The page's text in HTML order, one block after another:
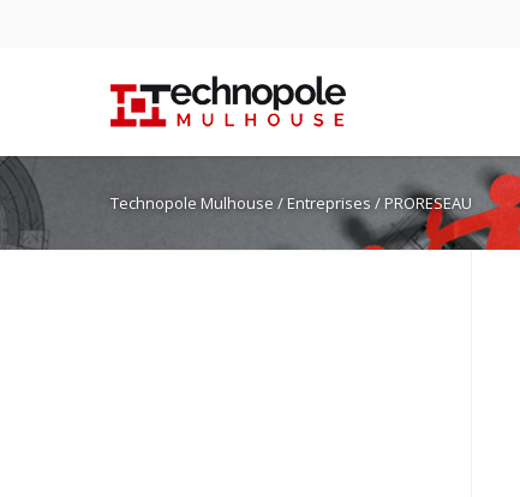
Technopole Mulhouse / Entreprises / PRORESEAU